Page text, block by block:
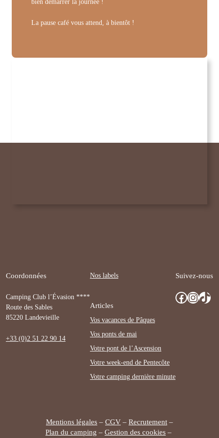
La pause café vous attend, à bientôt !
Coordonnées
Camping Club l’Évasion ****
Route des Sables
85220 Landevieille
+33 (0)2 51 22 90 14
Nos labels
Articles
Vos vacances de Pâques
Vos ponts de mai
Votre pont de l’Ascension
Votre week-end de Pentecôte
Votre camping dernière minute
Suivez-nous
Facebook InstagramTikTok
Mentions légales – CGV – Recrutement –
Plan du camping – Gestion des cookies –